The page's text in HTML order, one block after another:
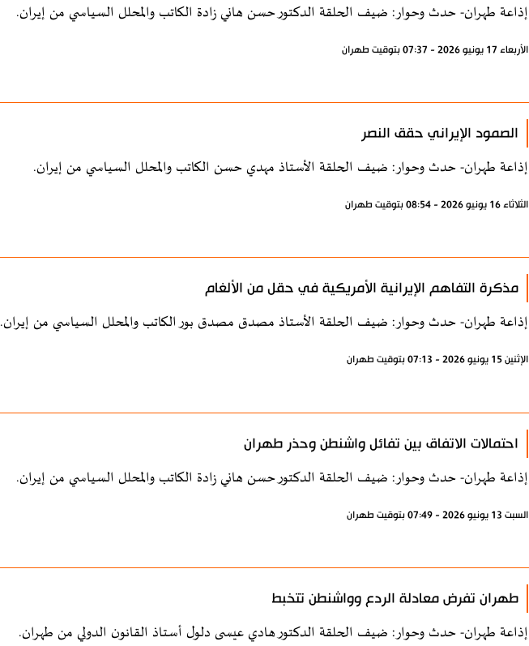
إذاعة طهران- حدث وحوار: ضيف الحلقة الدكتور حسن هاني زادة الكاتب والمحلل السياسي من إيران.
الأربعاء 17 يونيو 2026 - 07:37 بتوقيت طهران
الصمود الإيراني حقق النصر
إذاعة طهران- حدث وحوار: ضيف الحلقة الأستاذ مهدي حسن الكاتب والمحلل السياسي من إيران.
الثلاثاء 16 يونيو 2026 - 08:54 بتوقيت طهران
مذكرة التفاهم الإيرانية الأمريكية في حقل من الألغام
إذاعة طهران- حدث وحوار: ضيف الحلقة الأستاذ مصدق مصدق بور الكاتب والمحلل السياسي من إيران.
الإثنين 15 يونيو 2026 - 07:13 بتوقيت طهران
احتمالات الاتفاق بين تفائل واشنطن وحذر طهران
إذاعة طهران- حدث وحوار: ضيف الحلقة الدكتور حسن هاني زادة الكاتب والمحلل السياسي من إيران.
السبت 13 يونيو 2026 - 07:49 بتوقيت طهران
طهران تفرض معادلة الردع وواشنطن تتخبط
إذاعة طهران- حدث وحوار: ضيف الحلقة الدكتور هادي عيسى دلول أستاذ القانون الدولي من طهران.